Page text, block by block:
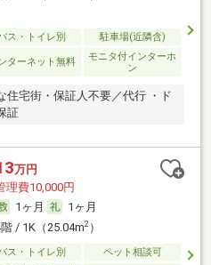
ス・トイレ別 駐車場(近隣含)
ターネット無料
モニタ付インターホ
ン
住宅街・保証人不要／代行 ・ド
証
万円
理費10,000円
1ヶ月
1ヶ月
/ 1K（25.04m2）
ス・トイレ別 ペット相談可